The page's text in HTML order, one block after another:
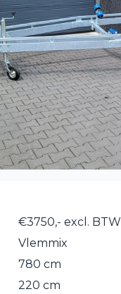
€3750,- excl. BTW
Vlemmix
780 cm
220 cm